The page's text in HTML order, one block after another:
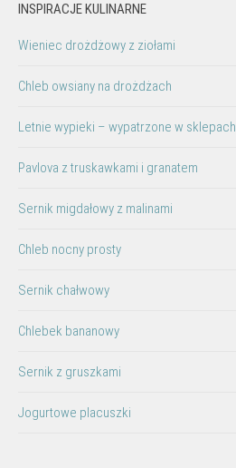
INSPIRACJE KULINARNE
Wieniec drożdżowy z ziołami
Chleb owsiany na drożdżach
Letnie wypieki – wypatrzone w sklepach
Pavlova z truskawkami i granatem
Sernik migdałowy z malinami
Chleb nocny prosty
Sernik chałwowy
Chlebek bananowy
Sernik z gruszkami
Jogurtowe placuszki